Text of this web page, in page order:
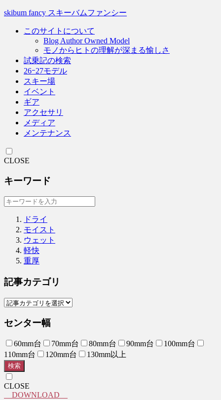
skibum fancy スキーバムファンシー
このサイトについて
Blog Author Owned Model
モノからヒトの理解が深まる愉しさ
試乗記の検索
26ｰ27モデル
スキー場
イベント
ギア
アクセサリ
メディア
メンテナンス
CLOSE
キーワード
ドライ
モイスト
ウェット
軽快
重厚
記事カテゴリ
センター幅
60mm台 70mm台 80mm台 90mm台
100mm台
110mm台
120mm台 130mm以上
検索
CLOSE
DOWNLOAD